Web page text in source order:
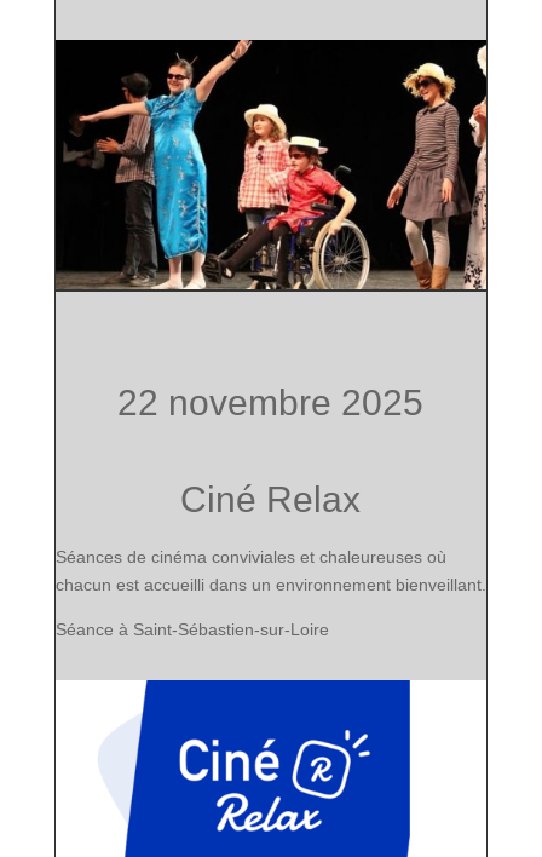
22 novembre 2025
Ciné Relax
Séances de cinéma conviviales et chaleureuses où
chacun est accueilli dans un environnement bienveillant.
Séance à Saint-Sébastien-sur-Loire